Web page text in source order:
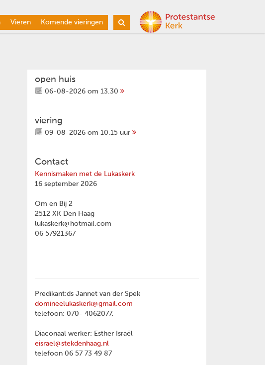
Vieren Komende vieringen
open huis
06-08-2026 om 13.30
viering
09-08-2026 om 10.15 uur
Contact
Kennismaken met de Lukaskerk
16 september 2026
Om en Bij 2
2512 XK Den Haag
lukaskerk@hotmail.com
06 57921367
Predikant:ds Jannet van der Spek
domineelukaskerk@gmail.com
telefoon: 070- 4062077,
Diaconaal werker: Esther Israël
eisrael@stekdenhaag.nl
telefoon 06 57 73 49 87